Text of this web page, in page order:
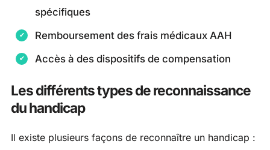
spécifiques
Remboursement des frais médicaux AAH
Accès à des dispositifs de compensation
Les différents types de reconnaissance
du handicap
Il existe plusieurs façons de reconnaître un handicap :